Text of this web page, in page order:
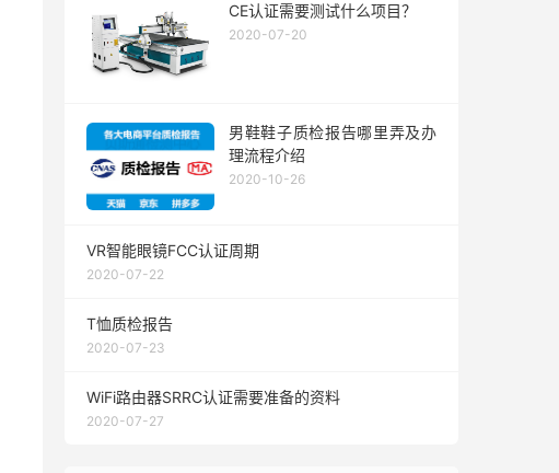
CE认证需要测试什么项目？
2020-07-20
男鞋鞋子质检报告哪里弄及办
理流程介绍
2020-10-26
VR智能眼镜FCC认证周期
2020-07-22
T恤质检报告
2020-07-23
WiFi路由器SRRC认证需要准备的资料
2020-07-27